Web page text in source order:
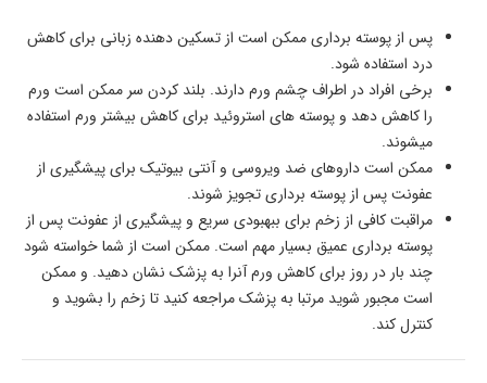
پس از پوسته برداری ممکن است از تسکین دهنده زبانی برای کاهش
درد استفاده شود.
برخی افراد در اطراف چشم ورم دارند. بلند کردن سر ممکن است ورم
را کاهش دهد و پوسته های استروئید برای کاهش بیشتر ورم استفاده
میشوند.
ممکن است داروهای ضد ویروسی و آنتی بیوتیک برای پیشگیری از
عفونت پس از پوسته برداری تجویز شوند.
مراقبت کافی از زخم برای ببهبودی سریع و پیشگیری از عفونت پس از
پوسته برداری عمیق بسیار مهم است. ممکن است از شما خواسته شود
چند بار در روز برای کاهش ورم آنرا به پزشک نشان دهید. و ممکن
است مجبور شوید مرتبا به پزشک مراجعه کنید تا زخم را بشوید و
کنترل کند.